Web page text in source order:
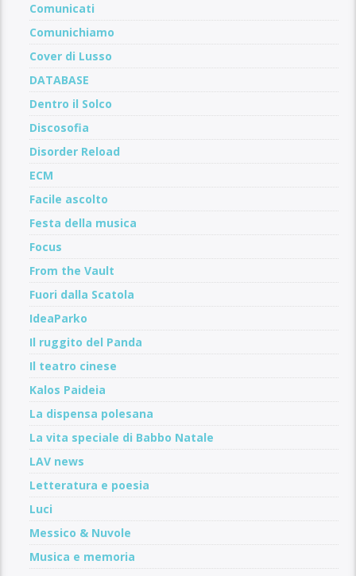
Comunicati
Comunichiamo
Cover di Lusso
DATABASE
Dentro il Solco
Discosofia
Disorder Reload
ECM
Facile ascolto
Festa della musica
Focus
From the Vault
Fuori dalla Scatola
IdeaParko
Il ruggito del Panda
Il teatro cinese
Kalos Paideia
La dispensa polesana
La vita speciale di Babbo Natale
LAV news
Letteratura e poesia
Luci
Messico & Nuvole
Musica e memoria